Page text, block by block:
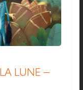
LUNE –